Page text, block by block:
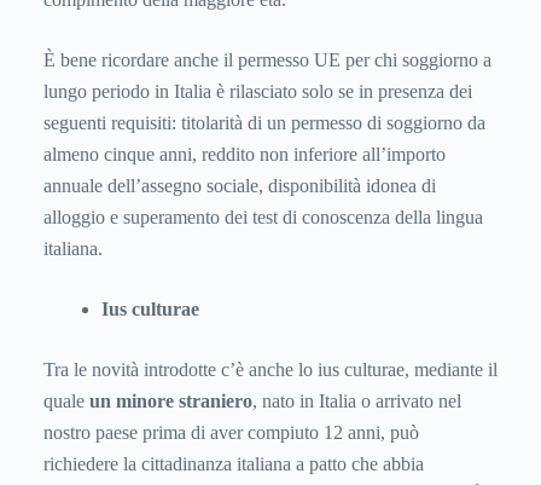
È bene ricordare anche il permesso UE per chi soggiorno a
lungo periodo in Italia è rilasciato solo se in presenza dei
seguenti requisiti: titolarità di un permesso di soggiorno da
almeno cinque anni, reddito non inferiore all’importo
annuale dell’assegno sociale, disponibilità idonea di
alloggio e superamento dei test di conoscenza della lingua
italiana.
Ius culturae
Tra le novità introdotte c’è anche lo ius culturae, mediante il
quale un minore straniero, nato in Italia o arrivato nel
nostro paese prima di aver compiuto 12 anni, può
richiedere la cittadinanza italiana a patto che abbia